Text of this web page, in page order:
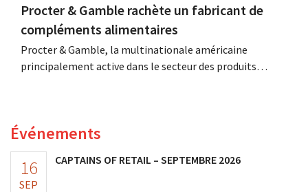
Procter & Gamble rachète un fabricant de
compléments alimentaires
Procter & Gamble, la multinationale américaine
principalement active dans le secteur des produits
Événements
16
SEP
CAPTAINS OF RETAIL – SEPTEMBRE 2026